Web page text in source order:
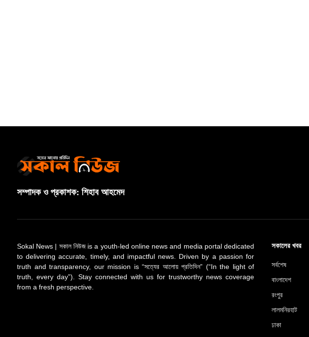
সম্পাদক ও প্রকাশক: শিহাব আহমেদ
Sokal News | সকাল নিউজ is a youth-led online news and media portal dedicated
to delivering accurate, timely, and impactful news. Driven by a passion for
truth and transparency, our mission is “সত্যের আলোয় প্রতিদিন” (“In the light of
truth, every day”). Stay connected with us for trustworthy news coverage
from a fresh perspective.
সকালের খবর
সর্বশেষ
বাংলাদেশ
রংপুর
লালমনিরহাট
ঢাকা